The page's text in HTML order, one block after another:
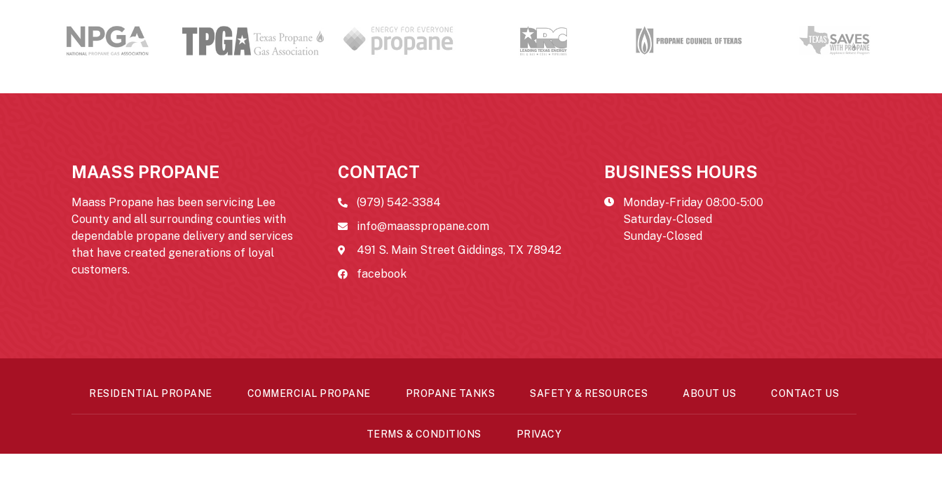
MAASS PROPANE
Maass Propane has been servicing Lee
County and all surrounding counties with
dependable propane delivery and services
that have created generations of loyal
customers.
CONTACT
(979) 542-3384
info@maasspropane.com
491 S. Main Street Giddings, TX 78942
facebook
BUSINESS HOURS
Monday-Friday 08:00-5:00
Saturday-Closed
Sunday-Closed
RESIDENTIAL PROPANE COMMERCIAL PROPANE PROPANE TANKS SAFETY & RESOURCES ABOUT US CONTACT US
TERMS & CONDITIONS PRIVACY